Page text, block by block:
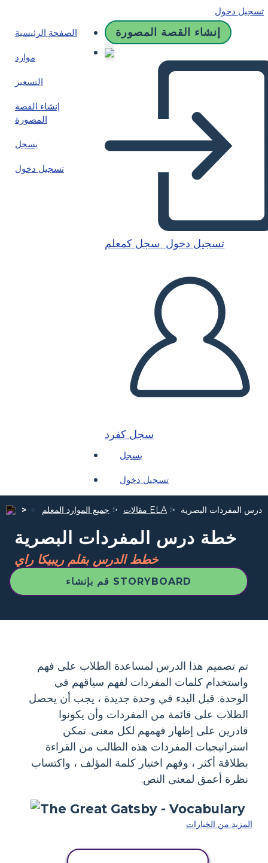
تسجيل دخول
الصفحة الرئيسية
موارد
التسعير
إنشاء القصة
المصورة
يسجل
تسجيل دخول
إنشاء القصة المصورة
تسجيل دخول سجل كمعلم
سجل كفرد
يسجل
تسجيل دخول
جميع الموارد المعلم مقالات ELA درس المفردات البصرية
خطة درس المفردات البصرية
خطط الدرس بقلم ريبيكا راي
قم بإنشاء STORYBOARD
تم تصميم هذا الدرس لمساعدة الطلاب على فهم
واستخدام كلمات المفردات لفهم سياقهم في
الوحدة. قبل البدء في وحدة جديدة ، يجب أن يحصل
الطلاب على قائمة من المفردات وأن يكونوا
قادرين على إظهار فهمهم لكل معنى. تمكن
استراتيجيات المفردات هذه الطالب من القراءة
بطلاقة أكثر ، وفهم اختيار كلمة المؤلف ، واكتساب
نظرة أعمق لمعنى النص.
المزيد من الخيارات